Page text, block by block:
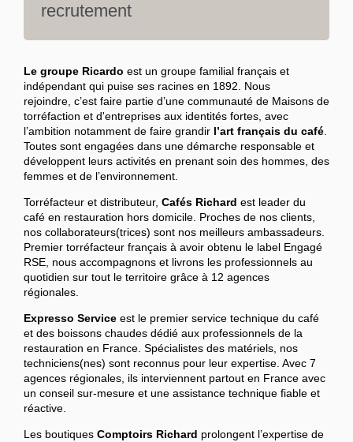
recrutement
Le groupe Ricardo est un groupe familial français et
indépendant qui puise ses racines en 1892. Nous
rejoindre, c’est faire partie d’une communauté de Maisons de
torréfaction et d'entreprises aux identités fortes, avec
l’ambition notamment de faire grandir l’art français du café
Toutes sont engagées dans une démarche responsable et
développent leurs activités en prenant soin des hommes, des
femmes et de l’environnement.
Torréfacteur et distributeur, Cafés Richard est leader du
café en restauration hors domicile. Proches de nos clients,
nos collaborateurs(trices) sont nos meilleurs ambassadeurs.
Premier torréfacteur français à avoir obtenu le label Engagé
RSE, nous accompagnons et livrons les professionnels au
quotidien sur tout le territoire grâce à 12 agences
régionales.
Expresso Service est le premier service technique du café
et des boissons chaudes dédié aux professionnels de la
restauration en France. Spécialistes des matériels, nos
techniciens(nes) sont reconnus pour leur expertise. Avec 7
agences régionales, ils interviennent partout en France avec
un conseil sur-mesure et une assistance technique fiable et
réactive.
Les boutiques Comptoirs Richard prolongent l’expertise de